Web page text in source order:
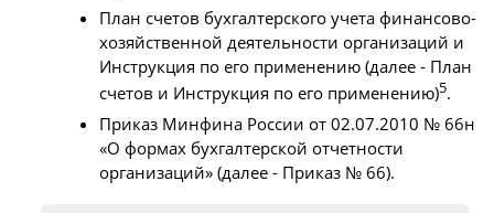
План счетов бухгалтерского учета финансово-
хозяйственной деятельности организаций и
Инструкция по его применению (далее - План
счетов и Инструкция по его применению)5.
Приказ Минфина России от 02.07.2010 № 66н
«О формах бухгалтерской отчетности
организаций» (далее - Приказ № 66).